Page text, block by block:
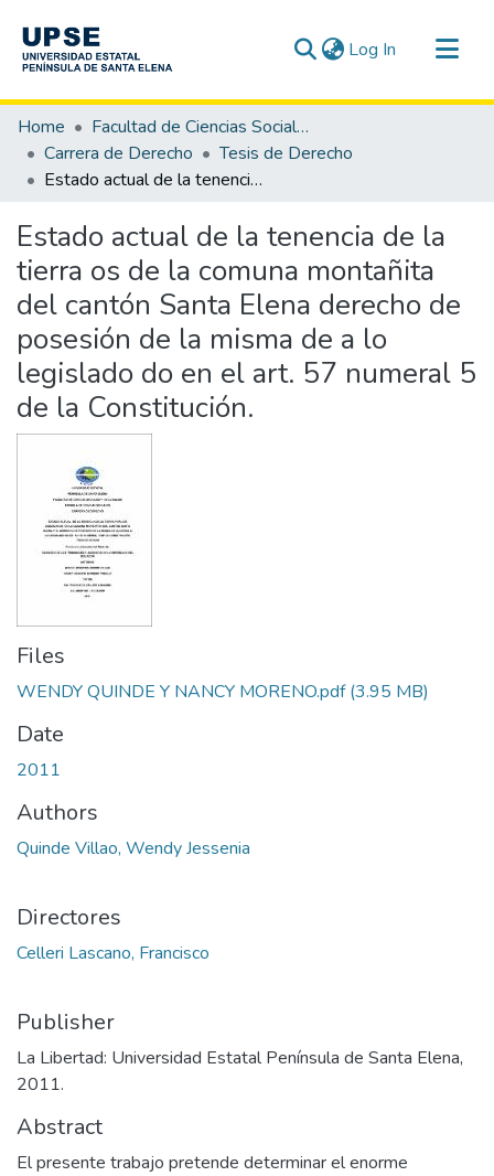
Log In (current)
Communities & Collections
All of DSpace
Statistics
Home
Facultad de Ciencias Sociales y de la Salud
Carrera de Derecho
Tesis de Derecho
Estado actual de la tenencia de la tierra os de la comuna montañita del cantón Santa Elena derecho de posesión de la misma de a lo legislado do en el art. 57 numeral 5 de la Constitución.
Estado actual de la tenencia de la
tierra os de la comuna montañita
del cantón Santa Elena derecho de
posesión de la misma de a lo
legislado do en el art. 57 numeral 5
de la Constitución.
Files
WENDY QUINDE Y NANCY MORENO.pdf(3.95 MB)
Date
2011
Authors
Quinde Villao, Wendy Jessenia
Directores
Celleri Lascano, Francisco
Publisher
La Libertad: Universidad Estatal Península de Santa Elena,
2011.
Abstract
El presente trabajo pretende determinar el enorme